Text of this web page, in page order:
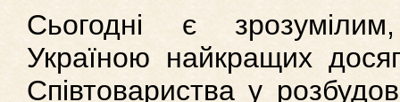
Сьогодні є
Україною найкращих
Співтовариства у